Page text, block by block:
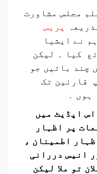
مجلس مشاورت
پریس
نے ایشیا
کیا ۔ لیکن
چند باتیں جو
قارئین تک
۔
پر اظہار
اطمینان ،
انیس دررانی
تو ملا لیکن